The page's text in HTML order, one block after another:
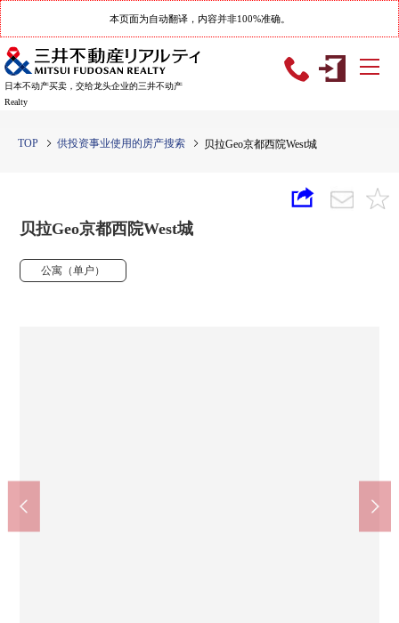
本页面为自动翻译，内容并非100%准确。
日本不动产买卖，交给龙头企业的三井不动产
Realty
TOP 供投资事业使用的房产搜索 贝拉Geo京都西院West城
贝拉Geo京都西院West城
公寓（单户）